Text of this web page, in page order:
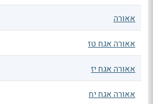
אאורה
אאורה אגח טז
אאורה אגח יז
אאורה אגח יח